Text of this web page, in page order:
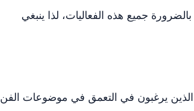
جميع هذه الفعاليات، لذا ينبغي
الذين يرغبون في التعمق في موضوعات الفن